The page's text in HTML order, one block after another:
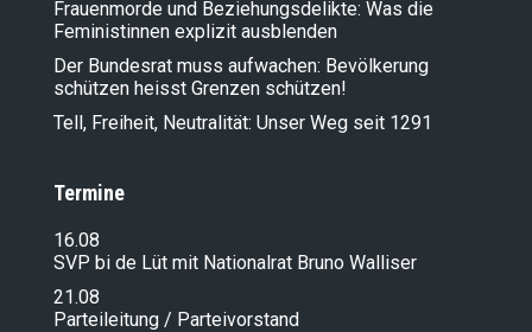
Frauenmorde und Beziehungsdelikte: Was die
Feministinnen explizit ausblenden
Der Bundesrat muss aufwachen: Bevölkerung
schützen heisst Grenzen schützen!
Tell, Freiheit, Neutralität: Unser Weg seit 1291
Termine
16.08
SVP bi de Lüt mit Nationalrat Bruno Walliser
21.08
Parteileitung / Parteivorstand